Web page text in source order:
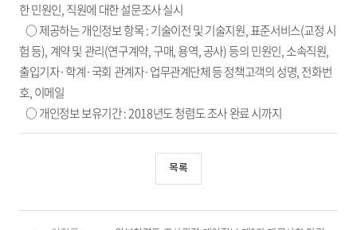
한 민원인, 직원에 대한 설문조사 실시
○ 제공하는 개인정보 항목 : 기술이전 및 기술지원, 표준서비스(교정 시
험 등), 계약 및 관리(연구계약, 구매, 용역, 공사) 등의 민원인, 소속직원,
출입기자·학계·국회 관계자·업무관계단체 등 정책고객의 성명, 전화번
호, 이메일
○ 개인정보 보유기간 : 2018년도 청렴도 조사 완료 시까지
목록